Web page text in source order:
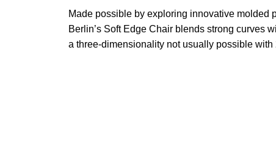
Made possible by exploring innovative molded
Berlin’s Soft Edge Chair blends strong curves
a three-dimensionality not usually possible with